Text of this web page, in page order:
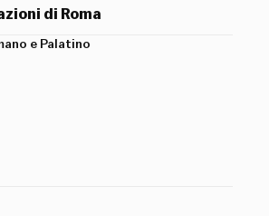
di Roma
e Palatino